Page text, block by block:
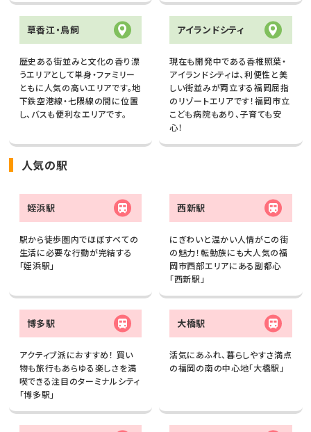
草香江・鳥飼
歴史ある街並みと文化の香り漂
うエリアとして単身・ファミリー
ともに人気の高いエリアです。地
下鉄空港線・七隈線の間に位置
し、バスも便利なエリアです。
アイランドシティ
現在も開発中である香椎照葉・
アイランドシティは、利便性と美
しい街並みが両立する福岡屈指
のリゾートエリアです！福岡市立
こども病院もあり、子育ても安
心！
人気の駅
姪浜駅
駅から徒歩圏内でほぼすべての
生活に必要な行動が完結する
「姪浜駅」
西新駅
にぎわいと温かい人情がこの街
の魅力！転勤族にも大人気の福
岡市西部エリアにある副都心
「西新駅」
博多駅
アクティブ派におすすめ！ 買い
物も旅行もあらゆる楽しさを満
喫できる注目のターミナルシティ
「博多駅」
大橋駅
活気にあふれ、暮らしやすさ満点
の福岡の南の中心地「大橋駅」